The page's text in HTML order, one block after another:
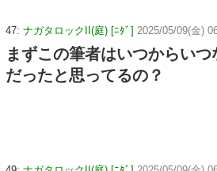
47: ナガタロックII(庭) [ﾆﾀﾞ] 2025/05/09(金)
まずこの筆者はいつからい
だったと思ってるの？